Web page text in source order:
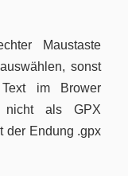
Maustaste
sonst
im Brower
nicht als GPX
der Endung .gpx